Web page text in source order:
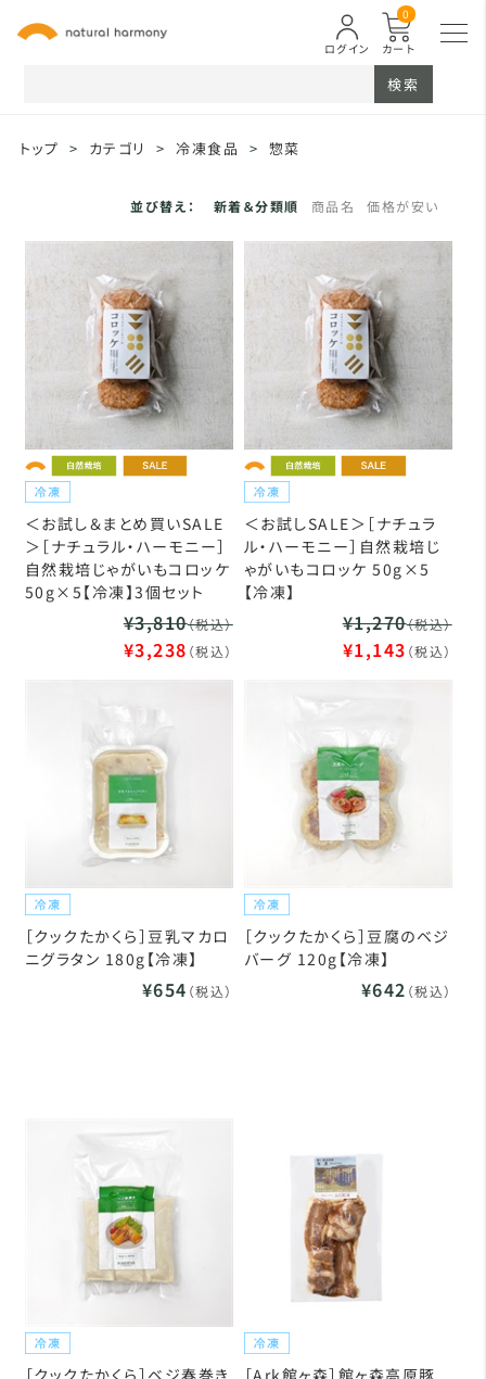
カート
0
ログイン
検索
トップ > カテゴリ > 冷凍食品 > 惣菜
並び替え： 新着＆分類順 商品名 価格が安い
＜お試し＆まとめ買いSALE
＞［ナチュラル・ハーモニー］
自然栽培じゃがいもコロッケ
50g×5【冷凍】3個セット
¥3,810（税込）
¥3,238 （税込）
＜お試しSALE＞［ナチュラ
ル・ハーモニー］自然栽培じ
ゃがいもコロッケ 50g×5
【冷凍】
¥1,270（税込）
¥1,143 （税込）
［クックたかくら］豆乳マカロ
ニグラタン 180g【冷凍】
¥654 （税込）
［クックたかくら］豆腐のベジ
バーグ 120g【冷凍】
¥642 （税込）
［クックたかくら］ベジ春巻き
［Ark館ヶ森］館ヶ森高原豚